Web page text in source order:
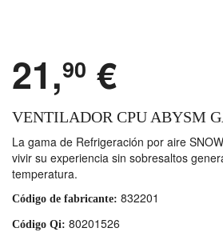
21,90 €
VENTILADOR CPU ABYSM
La gama de Refrigeración por aire
vivir su experiencia sin sobresaltos
temperatura.
Código de fabricante: 832201
Código Qi: 80201526